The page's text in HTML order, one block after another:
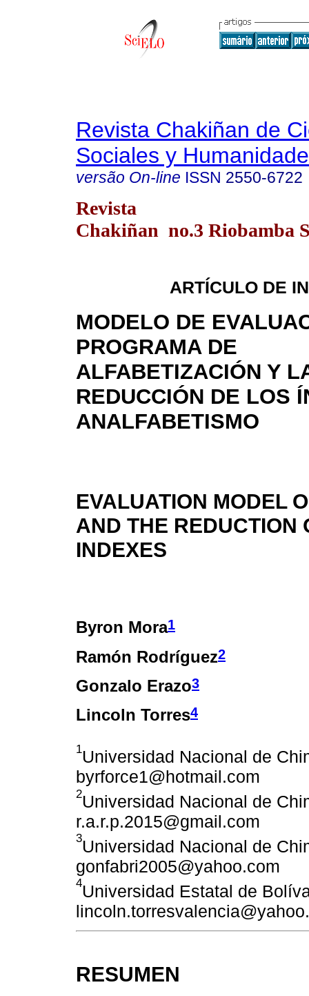
Revista Chakiñan de
Sociales y
versão On-line ISSN 2550-6722
Revista
Chakiñan no.3 Riobamba
ARTÍCULO DE
MODELO DE
PROGRAMA DE
ALFABETIZACIÓN Y
REDUCCIÓN DE LOS
ANALFABETISMO
EVALUATION MODEL
AND THE REDUCTION
INDEXES
Byron Mora1
Ramón Rodríguez2
Gonzalo Erazo3
Lincoln Torres4
1Universidad Nacional de
byrforce1@hotmail.com
2Universidad Nacional de
r.a.r.p.2015@gmail.com
3Universidad Nacional de
gonfabri2005@yahoo.com
4Universidad Estatal de
RESUMEN